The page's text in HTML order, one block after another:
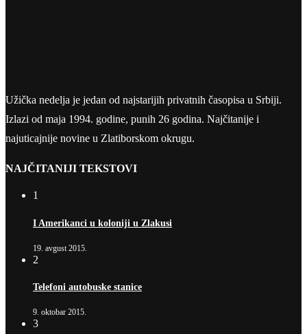
Užička nedelja je jedan od najstarijih privatnih časopisa u Srbiji.
Izlazi od maja 1994. godine, punih 26 godina. Najčitanije i
najuticajnije novine u Zlatiborskom okrugu.
NAJČITANIJI TEKSTOVI
1
I Amerikanci u koloniji u Zlakusi
19. avgust 2015.
2
Telefoni autobuske stanice
9. oktobar 2015.
3